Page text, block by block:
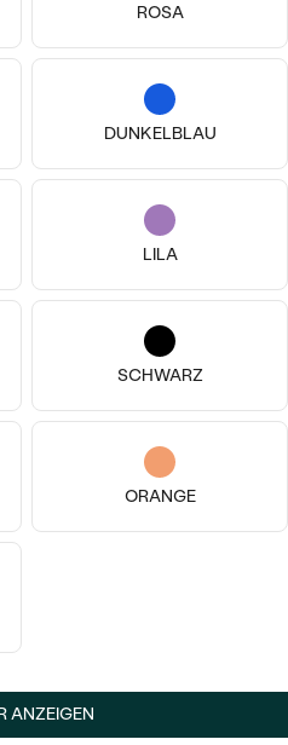
ROSA
DUNKELBLAU
LILA
SCHWARZ
ORANGE
ANZEIGEN
Vergoldetes Silber - gelb, Ohne
Stein